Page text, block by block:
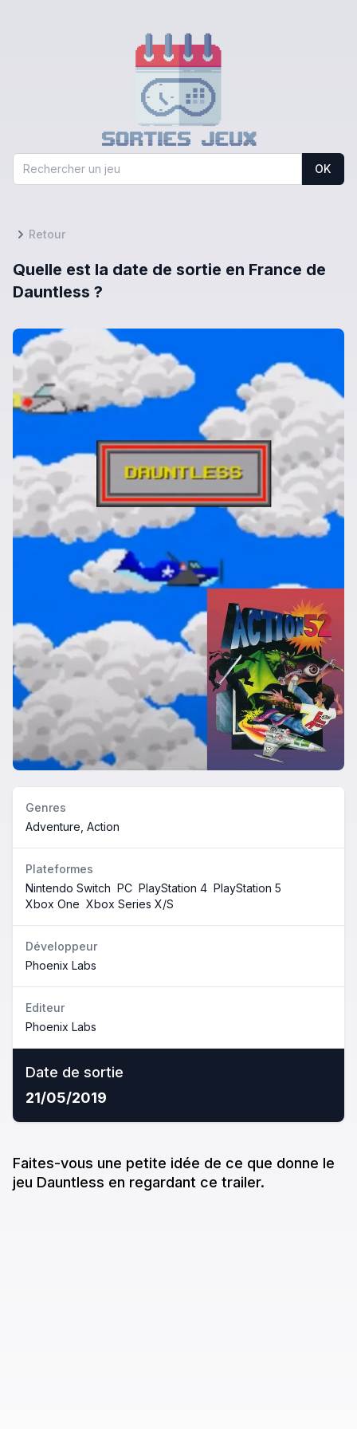
OK
Retour
Quelle est la date de sortie en France de
Dauntless ?
Genres
Adventure, Action
Plateformes
Nintendo Switch PC PlayStation 4 PlayStation 5
Xbox One Xbox Series X/S
Développeur
Phoenix Labs
Editeur
Phoenix Labs
Date de sortie
21/05/2019
Faites-vous une petite idée de ce que donne le
jeu Dauntless en regardant ce trailer.